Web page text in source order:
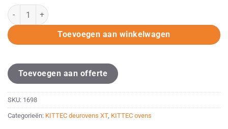
Kittec X-line XT 80 aantal
Toevoegen aan winkelwagen
Alternative:
Toevoegen aan offerte
SKU: 1698
Categorieën: KITTEC deurovens XT, KITTEC ovens